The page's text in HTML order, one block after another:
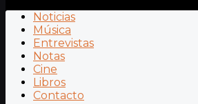
Noticias
Música
Entrevistas
Notas
Cine
Libros
Contacto